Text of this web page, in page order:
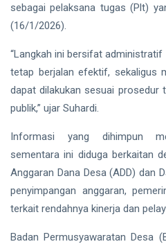
Donald Trump
PT IKPP Perawang
KPK
Politik
PSSI
sebagai pelaksana tugas (Plt)
(16/1/2026).
“Langkah ini bersifat
tetap berjalan efektif, sekaligus
dapat dilakukan sesuai prosedur
publik,” ujar Suhardi.
Informasi yang dihimpun
sementara ini diduga berkaitan
Anggaran Dana Desa (ADD) dan
penyimpangan anggaran,
terkait rendahnya kinerja dan
Badan Permusyawaratan Desa